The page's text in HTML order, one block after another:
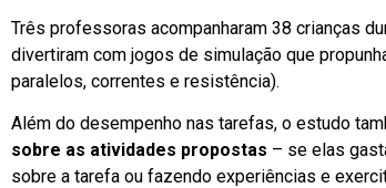
Três professoras acompanharam 38 crianças
divertiram com jogos de simulação que
paralelos, correntes e resistência).
Além do desempenho nas tarefas, o estudo
sobre as atividades propostas – se elas
sobre a tarefa ou fazendo experiências e